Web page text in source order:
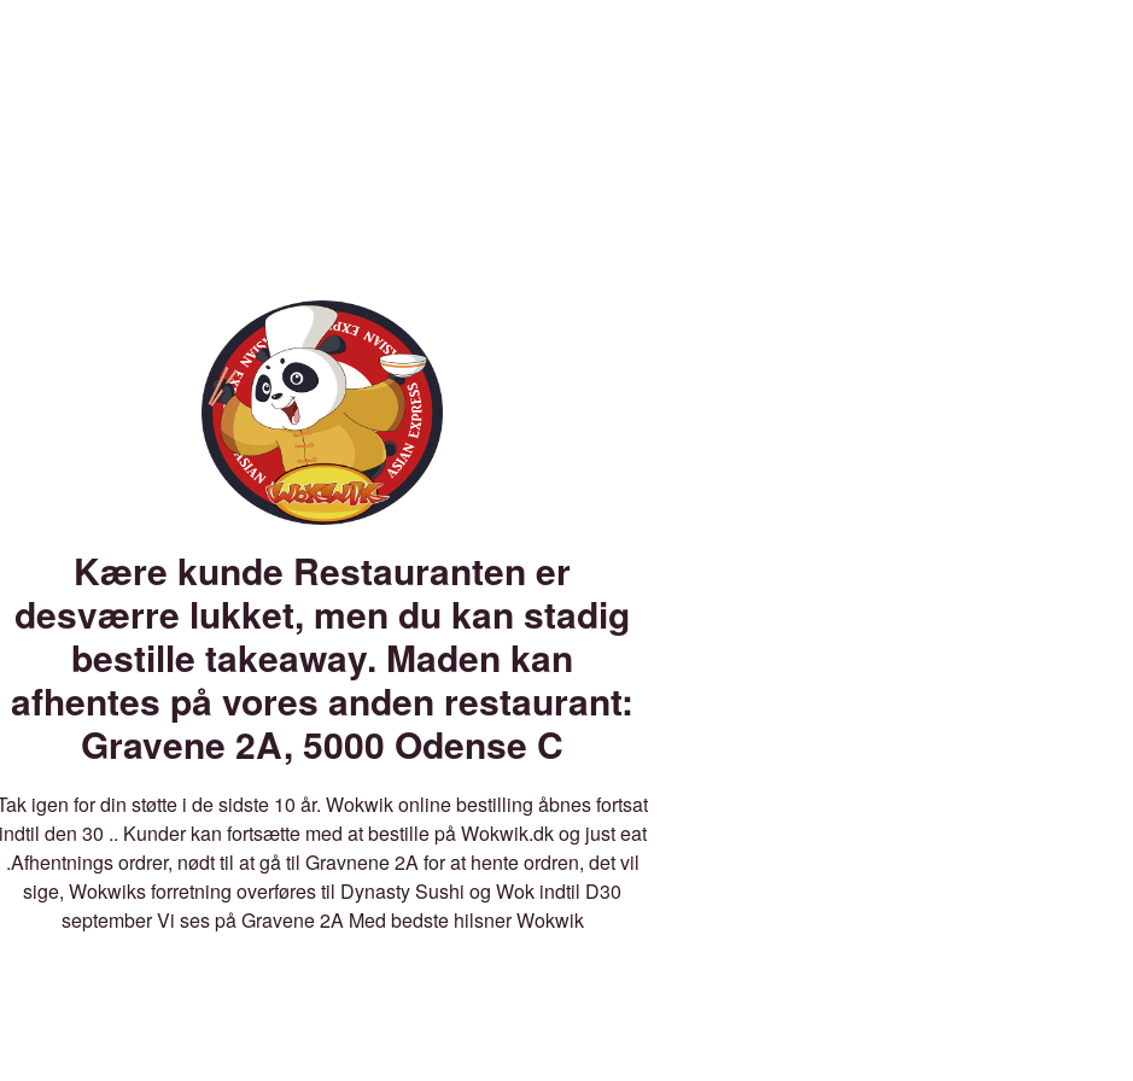
Kære kunde Restauranten er
desværre lukket, men du kan stadig
bestille takeaway. Maden kan
afhentes på vores anden restaurant:
Gravene 2A, 5000 Odense C
igen for din støtte i de sidste 10 år. Wokwik online bestilling åbnes fortsat
indtil den 30 .. Kunder kan fortsætte med at bestille på Wokwik.dk og just eat
.Afhentnings ordrer, nødt til at gå til Gravnene 2A for at hente ordren, det vil
sige, Wokwiks forretning overføres til Dynasty Sushi og Wok indtil D30
september Vi ses på Gravene 2A Med bedste hilsner Wokwik